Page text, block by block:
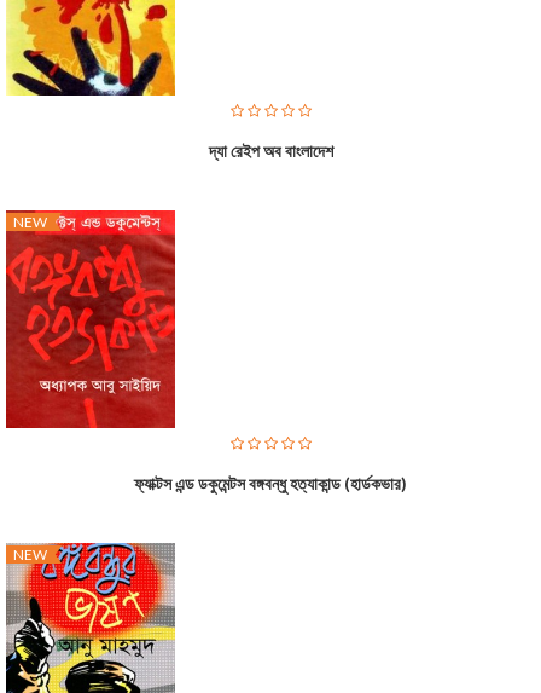
দ্যা রেইপ অব বাংলাদেশ
NEW
ফ্যাক্টস এন্ড ডকুমেন্টস বঙ্গবন্ধু হত্যাকান্ড (হার্ডকভার)
NEW